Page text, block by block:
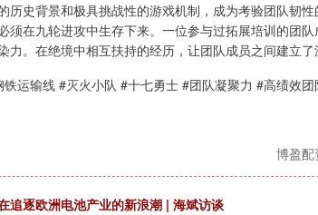
历史背景和极具挑战性的游戏机制，成为考验团队韧
须在九轮进攻中生存下来。一位参与过拓展培训的团
力。在绝境中相互扶持的经历，让团队成员之间建立
运输线 #灭火小队 #十七勇士 #团队凝聚力 #高绩效
博盈配
追逐欧洲电池产业的新浪潮 | 海斌访谈